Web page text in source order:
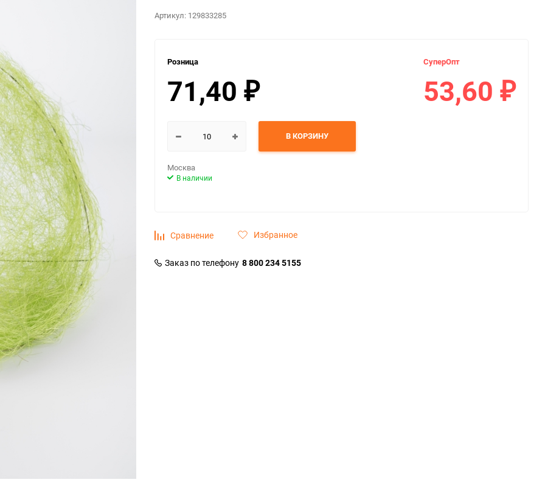
Артикул: 129833285
Розница
71,40 ₽
СуперОпт
53,60 ₽
В КОРЗИНУ
Москва
В наличии
Сравнение Избранное
Заказ по телефону 8 800 234 5155